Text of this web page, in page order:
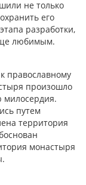
не только
его
разработки,
любимым.
православному
произошло
милосердия.
путем
территория
монастыря